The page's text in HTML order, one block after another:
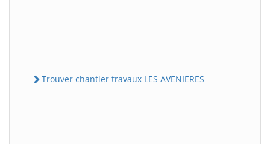
Trouver chantier travaux LES AVENIERES